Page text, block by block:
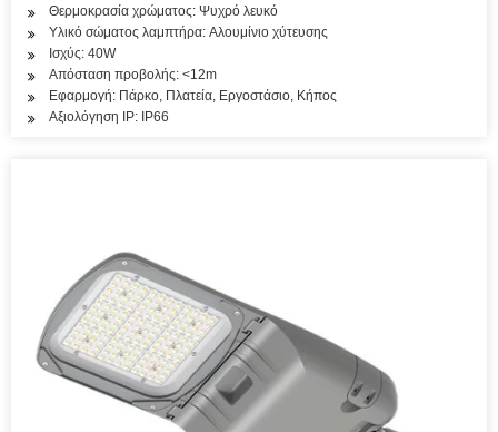
Θερμοκρασία χρώματος: Ψυχρό λευκό
Υλικό σώματος λαμπτήρα: Αλουμίνιο χύτευσης
Ισχύς: 40W
Απόσταση προβολής: <12m
Εφαρμογή: Πάρκο, Πλατεία, Εργοστάσιο, Κήπος
Αξιολόγηση IP: IP66